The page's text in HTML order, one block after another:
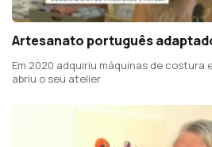
Artesanato português
Em 2020 adquiriu máquinas de costura
abriu o seu atelier